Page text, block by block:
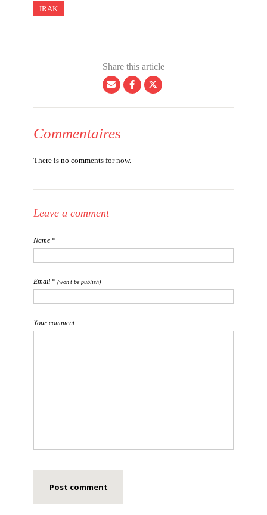
IRAK
Share this article
Commentaires
There is no comments for now.
Leave a comment
Name *
Email * (won't be publish)
Your comment